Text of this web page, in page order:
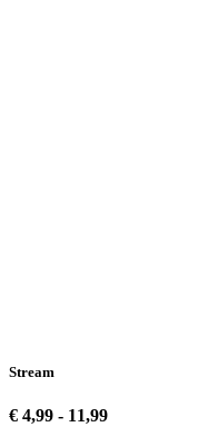
Stream
€ 4,99 - 11,99